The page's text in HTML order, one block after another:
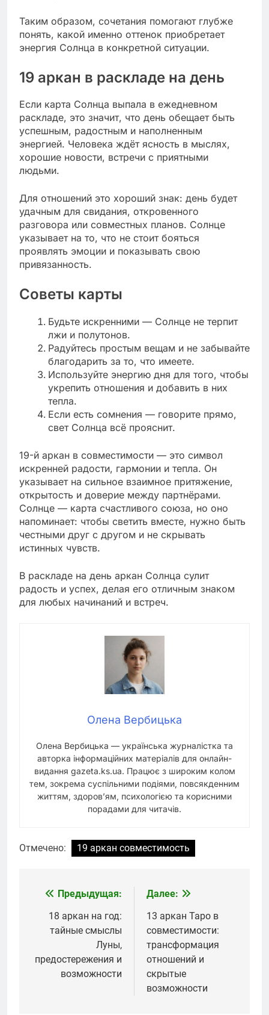
Таким образом, сочетания помогают глубже
понять, какой именно оттенок приобретает
энергия Солнца в конкретной ситуации.
19 аркан в раскладе на день
Если карта Солнца выпала в ежедневном
раскладе, это значит, что день обещает быть
успешным, радостным и наполненным
энергией. Человека ждёт ясность в мыслях,
хорошие новости, встречи с приятными
людьми.
Для отношений это хороший знак: день будет
удачным для свидания, откровенного
разговора или совместных планов. Солнце
указывает на то, что не стоит бояться
проявлять эмоции и показывать свою
привязанность.
Советы карты
Будьте искренними — Солнце не терпит
лжи и полутонов.
Радуйтесь простым вещам и не забывайте
благодарить за то, что имеете.
Используйте энергию дня для того, чтобы
укрепить отношения и добавить в них
тепла.
Если есть сомнения — говорите прямо,
свет Солнца всё прояснит.
19-й аркан в совместимости — это символ
искренней радости, гармонии и тепла. Он
указывает на сильное взаимное притяжение,
открытость и доверие между партнёрами.
Солнце — карта счастливого союза, но оно
напоминает: чтобы светить вместе, нужно быть
честными друг с другом и не скрывать
истинных чувств.
В раскладе на день аркан Солнца сулит
радость и успех, делая его отличным знаком
для любых начинаний и встреч.
Олена Вербицька
Олена Вербицька — українська журналістка та
авторка інформаційних матеріалів для онлайн-
видання gazeta.ks.ua. Працює з широким колом
тем, зокрема суспільними подіями, повсякденним
життям, здоров’ям, психологією та корисними
порадами для читачів.
Отмечено: 19 аркан совместимость
Навигация
Предыдущая:
18 аркан на год:
тайные смыслы
Луны,
предостережения и
возможности
Далее:
13 аркан Таро в
совместимости:
трансформация
отношений и
скрытые
возможности